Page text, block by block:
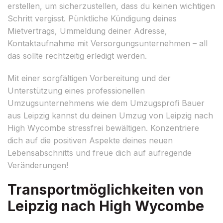
erstellen, um sicherzustellen, dass du keinen wichtigen
Schritt vergisst. Pünktliche Kündigung deines
Mietvertrags, Ummeldung deiner Adresse,
Kontaktaufnahme mit Versorgungsunternehmen – all
das sollte rechtzeitig erledigt werden.
Mit einer sorgfältigen Vorbereitung und der
Unterstützung eines professionellen
Umzugsunternehmens wie dem Umzugsprofi Bauer
aus Leipzig kannst du deinen Umzug von Leipzig nach
High Wycombe stressfrei bewältigen. Konzentriere
dich auf die positiven Aspekte deines neuen
Lebensabschnitts und freue dich auf aufregende
Veränderungen!
Transportmöglichkeiten von
Leipzig nach High Wycombe